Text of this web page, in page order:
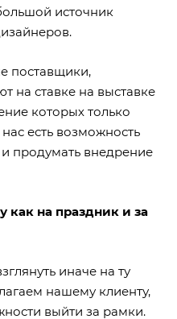
источник
поставщики,
на ставке на выставке
которых только
есть возможность
продумать внедрение
как на праздник и за
иначе на ту
нашему клиенту,
выйти за рамки.